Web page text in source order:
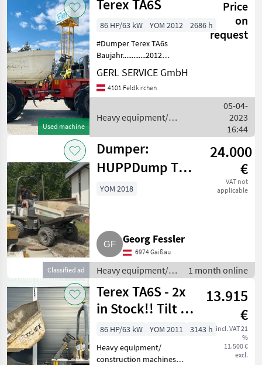
construction
Terex
Used machine
Terex TA6S
Price
on
request
86 HP/63 kW YOM 2012
2686 h
#Dumper Terex TA6s
Baujahr.............2012
S/N.................C8MT3659
Stundenzähler.......2686
Motor...............62, 5 kW 4 Zyl.
GERL SERVICE GmbH
4101 Feldkirchen
Heavy equipment/
Terex
05-04-
2023
16:44
Classified ad
Dumper:
HUPPDump Typ:
TEREX TA3.5sh
24.000
€
VAT not
applicable
YOM 2018
Georg Fessler
6974 Gaißau
Heavy equipment/
construction
machines /
Construction dump
trucks
1 month online
Terex TA6S - 2x
in Stock!! Tilt +
Rotate
13.915
€
incl. VAT 21
%
11.500 €
excl.
86 HP/63 kW YOM 2011
3143 h
Heavy equipment/
construction machines